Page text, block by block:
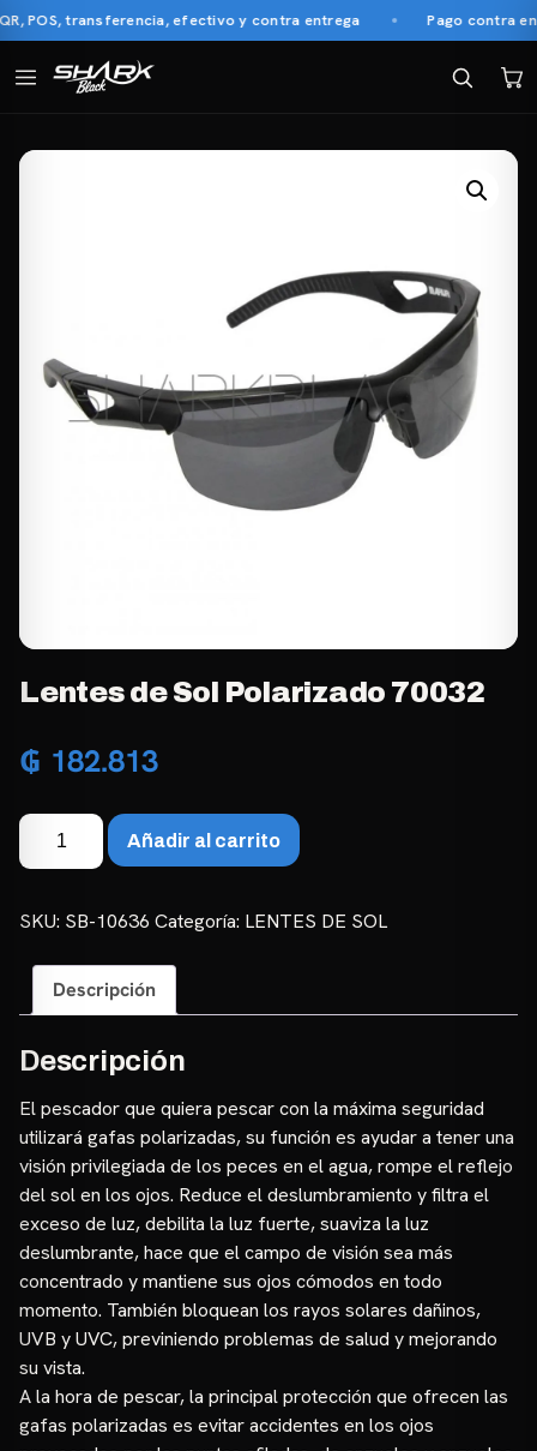
POS, transferencia, efectivo y contra entrega Pago contra
Lentes de Sol Polarizado 70032
₲ 182.813
Lentes
de
Polarizado
cantidad
Añadir al carrito
SKU: SB-10636 Categoría: LENTES DE SOL
Descripción
Descripción
El pescador que quiera pescar con la máxima seguridad
utilizará gafas polarizadas, su función es ayudar a tener una
visión privilegiada de los peces en el agua, rompe el reflejo
del sol en los ojos. Reduce el deslumbramiento y filtra el
exceso de luz, debilita la luz fuerte, suaviza la luz
deslumbrante, hace que el campo de visión sea más
concentrado y mantiene sus ojos cómodos en todo
momento. También bloquean los rayos solares dañinos,
UVB y UVC, previniendo problemas de salud y mejorando
su vista.
A la hora de pescar, la principal protección que ofrecen las
gafas polarizadas es evitar accidentes en los ojos